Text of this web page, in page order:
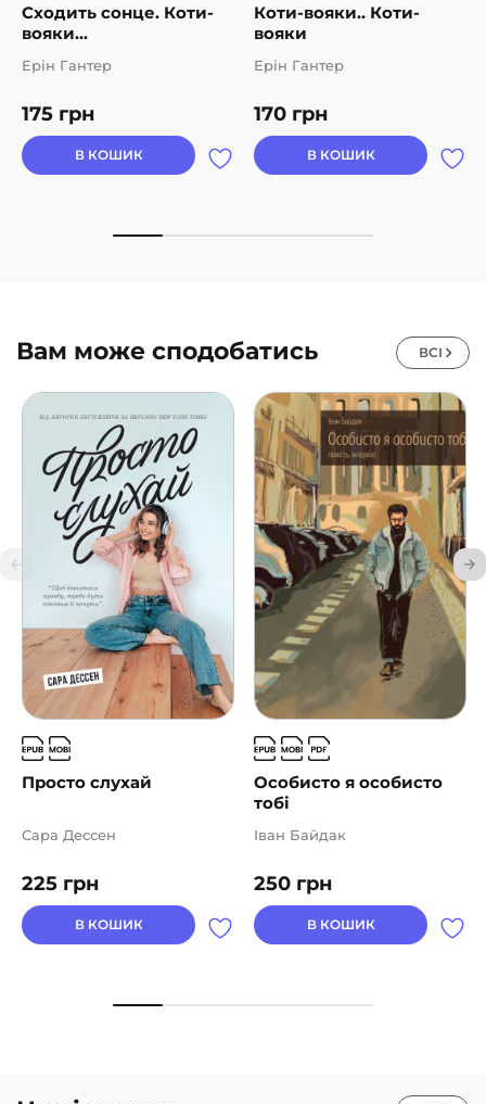
Сходить сонце. Коти-
вояки...
175 грн
Ерін Гантер
В КОШИК
Коти-вояки.. Коти-
вояки
170 грн
Ерін Гантер
В КОШИК
Вам може сподобатись ВСІ
Просто слухай
225 грн
Сара Дессен
В КОШИК
Особисто я особисто
тобі
250 грн
Іван Байдак
В КОШИК